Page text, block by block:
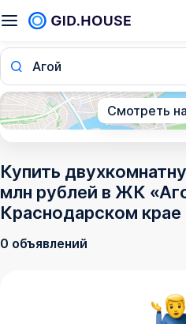
Агой
Смотреть
Купить
млн рублей в ЖК
Краснодарском крае
0 объявлений